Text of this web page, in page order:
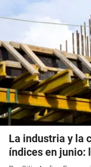
La industria y la
índices en junio: